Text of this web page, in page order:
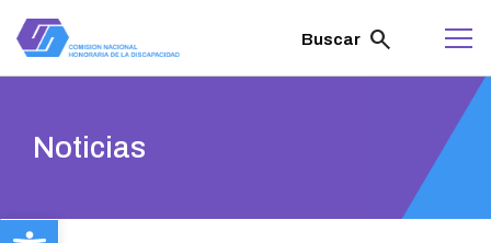
Abrir barra de herramientas
contenido
Buscar search
Noticias